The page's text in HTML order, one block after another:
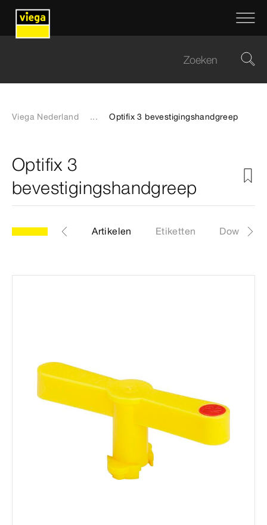
Viega Nederland ... Optifix 3 bevestigingshandgreep
Optifix 3
bevestigingshandgreep
model 4988.92 Artikelen Etiketten